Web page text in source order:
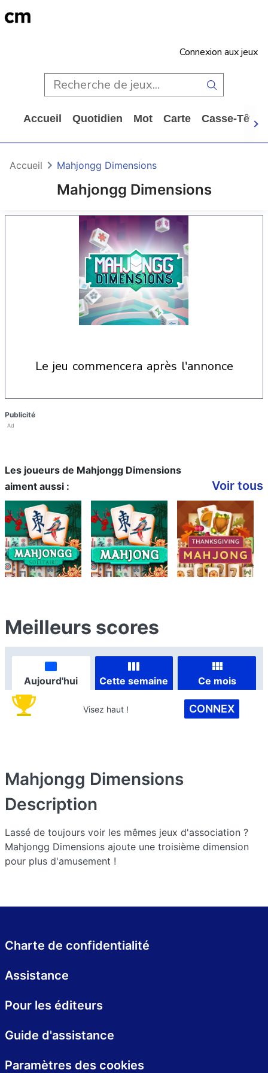
Connexion aux jeux
Accueil Quotidien Mot Carte Casse-Tête
Mahjongg Dimensions
Accueil Mahjongg Dimensions
le jeu commencera après l'annonce
Publicité
Ad
Les joueurs de Mahjongg Dimensions
aiment aussi :
Voir tous
Meilleurs scores
Aujourd'hui Cette semaine Ce mois
Visez haut ! CONNEX
Mahjongg Dimensions
Description
Lassé de toujours voir les mêmes jeux d'association ?
Mahjongg Dimensions ajoute une troisième dimension
pour plus d'amusement !
Charte de confidentialité
Assistance
Pour les éditeurs
Guide d'assistance
Paramètres des cookies